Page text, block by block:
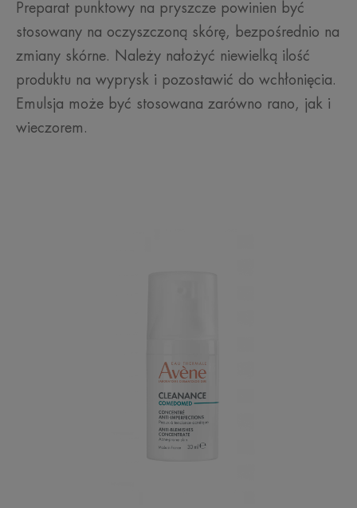
Preparat punktowy na pryszcze powinien być
stosowany na oczyszczoną skórę, bezpośrednio na
zmiany skórne. Należy nałożyć niewielką ilość
produktu na wyprysk i pozostawić do wchłonięcia.
Emulsja może być stosowana zarówno rano, jak i
wieczorem.